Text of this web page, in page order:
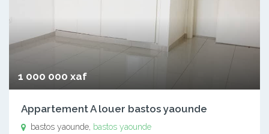
1 000 000 xaf
Appartement A louer bastos yaounde
bastos yaounde, bastos yaounde